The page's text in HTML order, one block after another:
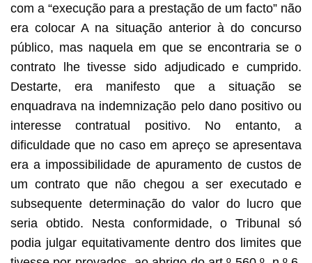
com a “execução para a prestação de um facto” não
era colocar A na situação anterior à do concurso
público, mas naquela em que se encontraria se o
contrato lhe tivesse sido adjudicado e cumprido.
Destarte, era manifesto que a situação se
enquadrava na indemnização pelo dano positivo ou
interesse contratual positivo. No entanto, a
dificuldade que no caso em apreço se apresentava
era a impossibilidade de apuramento de custos de
um contrato que não chegou a ser executado e
subsequente determinação do valor do lucro que
seria obtido. Nesta conformidade, o Tribunal só
podia julgar equitativamente dentro dos limites que